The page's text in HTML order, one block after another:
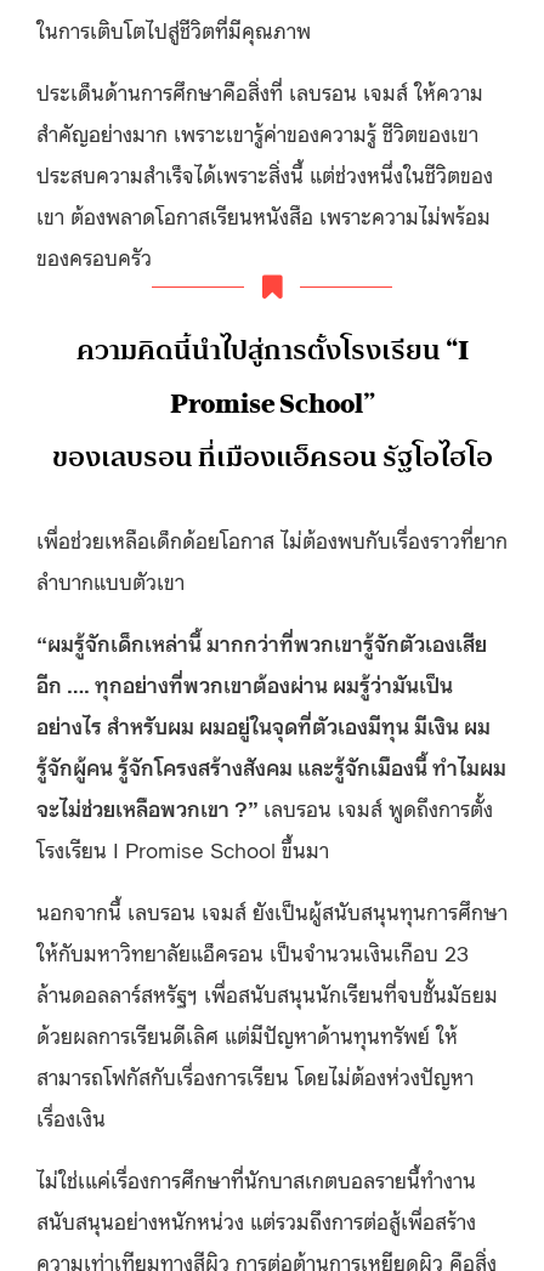
ในการเติบโตไปสู่ชีวิตที่มีคุณภาพ
ประเด็นด้านการศึกษาคือสิ่งที่ เลบรอน เจมส์ ให้ความ
สำคัญอย่างมาก เพราะเขารู้ค่าของความรู้ ชีวิตของเขา
ประสบความสำเร็จได้เพราะสิ่งนี้ แต่ช่วงหนึ่งในชีวิตของ
เขา ต้องพลาดโอกาสเรียนหนังสือ เพราะความไม่พร้อม
ของครอบครัว
ความคิดนี้นำไปสู่การตั้งโรงเรียน“I
Promise School”
ของเลบรอน ที่เมืองแอ็ครอน รัฐโอไฮโอ
เพื่อช่วยเหลือเด็กด้อยโอกาส ไม่ต้องพบกับเรื่องราวที่ยาก
ลำบากแบบตัวเขา
“ผมรู้จักเด็กเหล่านี้ มากกว่าที่พวกเขารู้จักตัวเองเสีย
อีก …. ทุกอย่างที่พวกเขาต้องผ่าน ผมรู้ว่ามันเป็น
อย่างไร สำหรับผม ผมอยู่ในจุดที่ตัวเองมีทุน มีเงิน ผม
รู้จักผู้คน รู้จักโครงสร้างสังคม และรู้จักเมืองนี้ ทำไมผม
จะไม่ช่วยเหลือพวกเขา ?” เลบรอน เจมส์ พูดถึงการตั้ง
โรงเรียน I Promise School ขึ้นมา
นอกจากนี้ เลบรอน เจมส์ ยังเป็นผู้สนับสนุนทุนการศึกษา
ให้กับมหาวิทยาลัยแอ็ครอน เป็นจำนวนเงินเกือบ 23
ล้านดอลลาร์สหรัฐฯ เพื่อสนับสนุนนักเรียนที่จบชั้นมัธยม
ด้วยผลการเรียนดีเลิศ แต่มีปัญหาด้านทุนทรัพย์ ให้
สามารถโฟกัสกับเรื่องการเรียน โดยไม่ต้องห่วงปัญหา
เรื่องเงิน
ไม่ใช่เแค่เรื่องการศึกษาที่นักบาสเกตบอลรายนี้ทำงาน
สนับสนุนอย่างหนักหน่วง แต่รวมถึงการต่อสู้เพื่อสร้าง
ความเท่าเทียมทางสีผิว การต่อต้านการเหยียดผิว คือสิ่ง